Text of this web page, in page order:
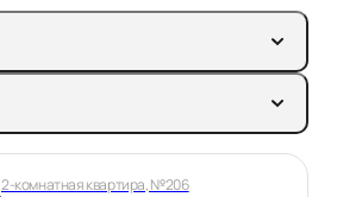
2-комнатная квартира, №206